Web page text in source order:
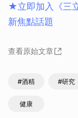
★立即加入《三
新焦點話題
查看原始文章
#酒精 #研究
健康